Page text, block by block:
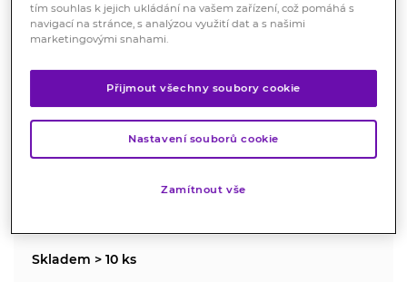
Xylitol Březový cukr 500g
Doplněk stravy
Xylitol se získává z březové kůry a přirozeně se vyskytuje
i v různých druzích ovoce a zeleniny. Patří mezi
náhradní sladidla.
Skladem > 10 ks
tím souhlas k jejich ukládání na vašem zařízení, což pomáhá s
navigací na stránce, s analýzou využití dat a s našimi
marketingovými snahami.
Přijmout všechny soubory cookie
Nastavení souborů cookie
Zamítnout vše